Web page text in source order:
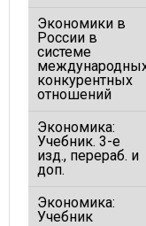
Экономики в
России в
системе
конкурентных
отношений
Экономика:
Учебник. 3-е
изд., перераб. и
доп.
Экономика:
Учебник